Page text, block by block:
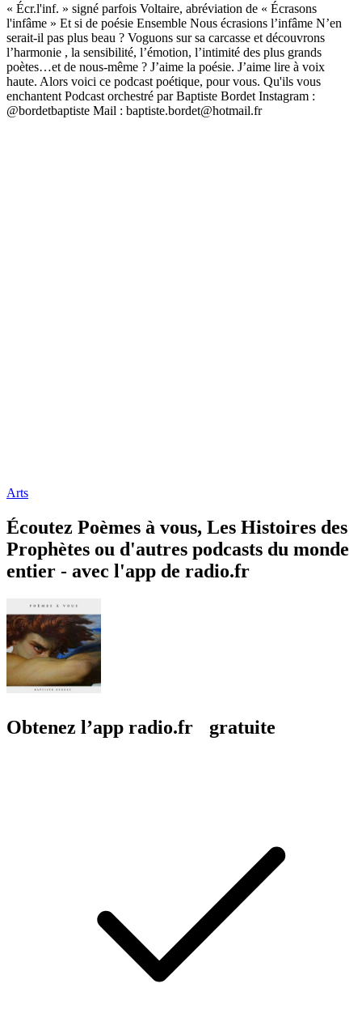
« Écr.l'inf. » signé parfois Voltaire, abréviation de « Écrasons
l'infâme » Et si de poésie Ensemble Nous écrasions l’infâme N’en
serait-il pas plus beau ? Voguons sur sa carcasse et découvrons
l’harmonie , la sensibilité, l’émotion, l’intimité des plus grands
poètes…et de nous-même ? J’aime la poésie. J’aime lire à voix
haute. Alors voici ce podcast poétique, pour vous. Qu'ils vous
enchantent Podcast orchestré par Baptiste Bordet Instagram :
@bordetbaptiste Mail : baptiste.bordet@hotmail.fr
Arts
Écoutez Poèmes à vous, Les Histoires des
Prophètes ou d'autres podcasts du monde
entier - avec l'app de radio.fr
Obtenez l’app radio.fr gratuite